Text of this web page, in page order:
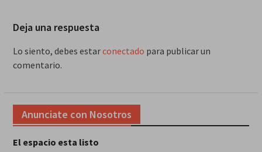
Deja una respuesta
Lo siento, debes estarconectado para publicar un
comentario.
Anunciate con Nosotros
El espacio esta listo